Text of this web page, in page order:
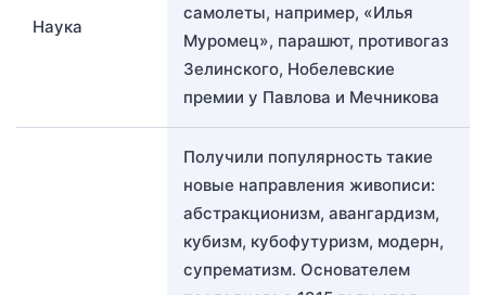
Наука
самолеты, например, «Илья
Муромец», парашют, противогаз
Зелинского, Нобелевские
премии у Павлова и Мечникова
Получили популярность такие
новые направления живописи:
абстракционизм, авангардизм,
кубизм, кубофутуризм, модерн,
супрематизм. Основателем